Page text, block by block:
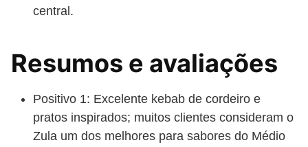
central.
Resumos e avaliações
Positivo 1: Excelente kebab de cordeiro e
pratos inspirados; muitos clientes consideram o
Zula um dos melhores para sabores do Médio